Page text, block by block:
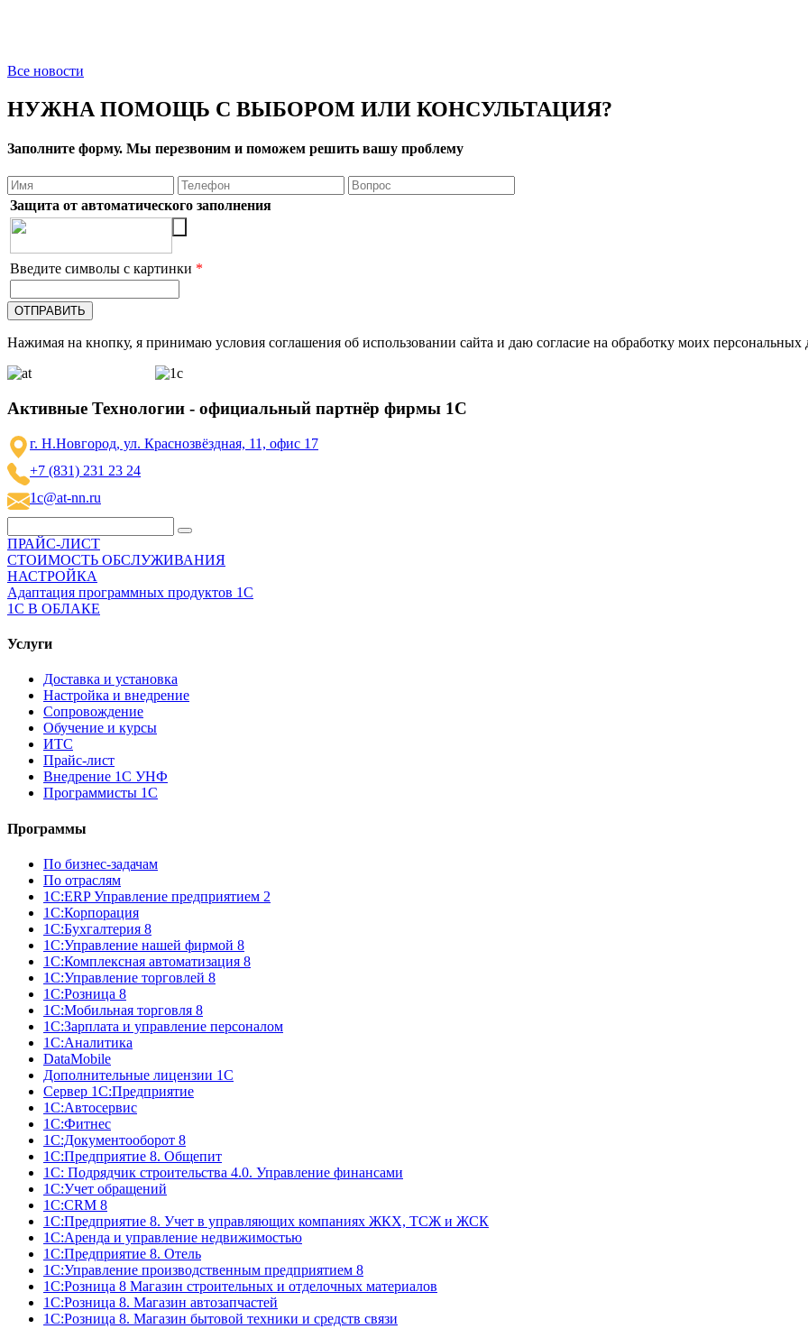
Все новости
НУЖНА ПОМОЩЬ С ВЫБОРОМ ИЛИ КОНСУЛЬТАЦИЯ?
Заполните форму. Мы перезвоним и поможем решить вашу проблему
Защита от автоматического заполнения
Введите символы с картинки *
Нажимая на кнопку, я принимаю условия соглашения об использовании сайта и даю согласие на обработку моих персональных
Активные Технологии - официальный партнёр фирмы 1С
г. Н.Новгород, ул. Краснозвёздная, 11, офис 17
+7 (831) 231 23 24
1c@at-nn.ru
ПРАЙС-ЛИСТ
СТОИМОСТЬ ОБСЛУЖИВАНИЯ
НАСТРОЙКА
Адаптация программных продуктов 1С
1С В ОБЛАКЕ
Услуги
Доставка и установка
Настройка и внедрение
Сопровождение
Обучение и курсы
ИТС
Прайс-лист
Внедрение 1С УНФ
Программисты 1С
Программы
По бизнес-задачам
По отраслям
1C:ERP Управление предприятием 2
1С:Корпорация
1С:Бухгалтерия 8
1С:Управление нашей фирмой 8
1С:Комплексная автоматизация 8
1С:Управление торговлей 8
1С:Розница 8
1С:Мобильная торговля 8
1С:Зарплата и управление персоналом
1С:Аналитика
DataMobile
Дополнительные лицензии 1С
Сервер 1С:Предприятие
1С:Автосервис
1С:Фитнес
1С:Документооборот 8
1С:Предприятие 8. Общепит
1С: Подрядчик строительства 4.0. Управление финансами
1С:Учет обращений
1C:CRM 8
1С:Предприятие 8. Учет в управляющих компаниях ЖКХ, ТСЖ и ЖСК
1С:Аренда и управление недвижимостью
1С:Предприятие 8. Отель
1C:Управление производственным предприятием 8
1С:Розница 8 Магазин строительных и отделочных материалов
1С:Розница 8. Магазин автозапчастей
1С:Розница 8. Магазин бытовой техники и средств связи